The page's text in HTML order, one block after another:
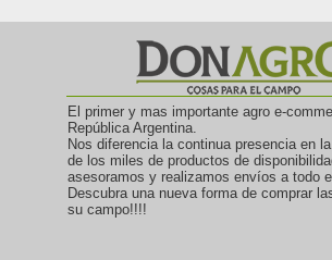
El primer y mas importante agro e-
República Argentina.
Nos diferencia la continua presencia en
de los miles de productos de
asesoramos y realizamos envíos a todo
Descubra una nueva forma de comprar
su campo!!!!